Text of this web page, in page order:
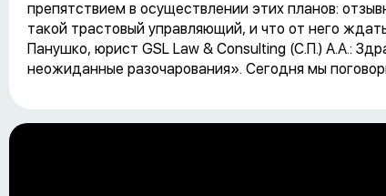
препятствием в осуществлении этих планов:
такой трастовый управляющий, и что от него
Панушко, юрист GSL Law & Consulting (С.П.) А.А.:
неожиданные разочарования». Сегодня мы